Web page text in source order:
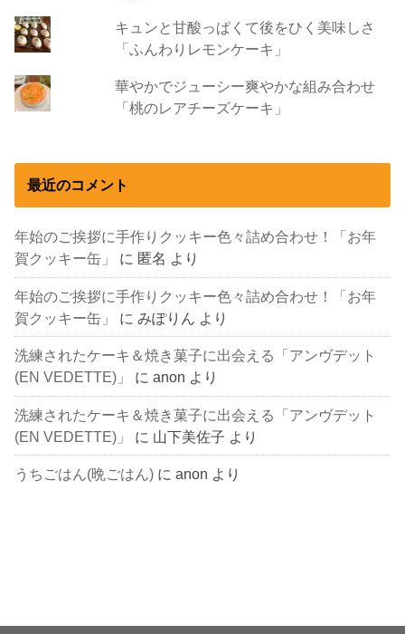
キュンと甘酸っぱくて後をひく美味しさ
「ふんわりレモンケーキ」
華やかでジューシー爽やかな組み合わせ
「桃のレアチーズケーキ」
最近のコメント
年始のご挨拶に手作りクッキー色々詰め合わせ！「お年
賀クッキー缶」
に 匿名 より
年始のご挨拶に手作りクッキー色々詰め合わせ！「お年
賀クッキー缶」
にみぽりん より
洗練されたケーキ＆焼き菓子に出会える「アンヴデット
(EN VEDETTE)」
にanon より
洗練されたケーキ＆焼き菓子に出会える「アンヴデット
(EN VEDETTE)」
に 山下美佐子 より
うちごはん(晩ごはん) にanon より